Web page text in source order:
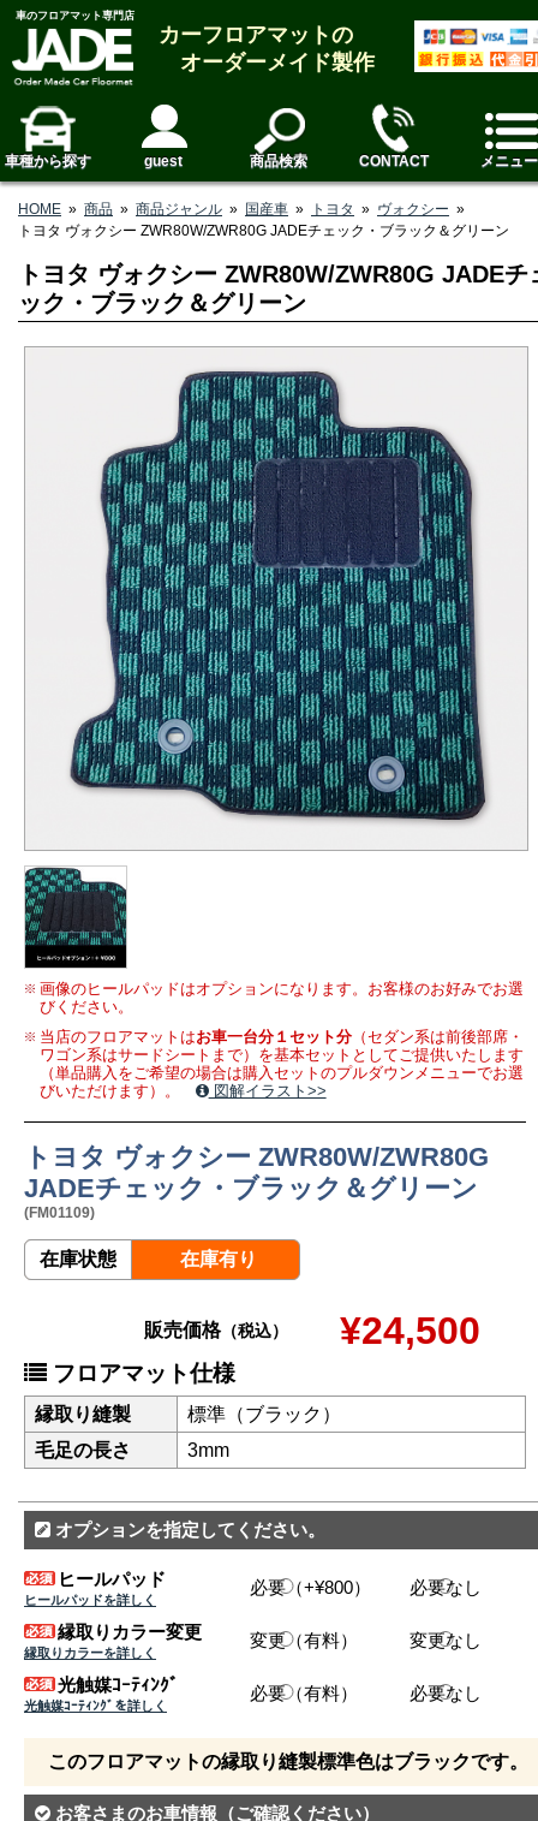
車のフロアマット専門店
カーフロアマットの
オーダーメイド製作
車種から探す guest 商品検索 CONTACT メニュー
HOME » 商品 » 商品ジャンル » 国産車 » トヨタ » ヴォクシー »
トヨタ ヴォクシー ZWR80W/ZWR80G JADEチェック・ブラック＆グリーン
トヨタ ヴォクシー ZWR80W/ZWR80G JADEチ
ック・ブラック＆グリーン
画像のヒールパッドはオプションになります。お客様のお好みでお選
びください。
当店のフロアマットはお車一台分１セット分（セダン系は前後部席・
ワゴン系はサードシートまで）を基本セットとしてご提供いたします
（単品購入をご希望の場合は購入セットのプルダウンメニューでお選
びいただけます）。
図解イラスト>>
トヨタ ヴォクシー ZWR80W/ZWR80G
JADEチェック・ブラック＆グリーン
(FM01109)
在庫状態 在庫有り
販売価格（税込） ¥24,500
フロアマット仕様
縁取り縫製
標準（ブラック）
毛足の長さ
3mm
オプションを指定してください。
ヒールパッド
ヒールパッドを詳しく
必要（+¥800） 必要なし
縁取りカラー変更
縁取りカラーを詳しく
変更（有料） 変更なし
光触媒ｺｰﾃｨﾝｸﾞ
光触媒ｺｰﾃｨﾝｸﾞを詳しく
必要（有料） 必要なし
このフロアマットの縁取り縫製標準色はブラックです。
お客さまのお車情報 （ご確認ください）